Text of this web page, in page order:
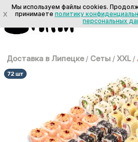
Доставка в Липецке / Сеты / XXL /
X
Мы используем файлы cookies.
принимаете политику
персональных